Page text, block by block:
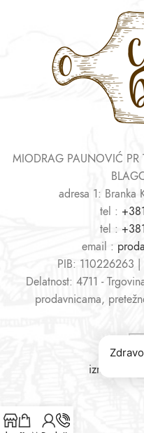
MIODRAG PAUNOVIĆ PR
adresa 1: Branka
tel :
tel :
email :
PIB: 110226263
Delatnost: 4711 -
prodavnicama,
izrada